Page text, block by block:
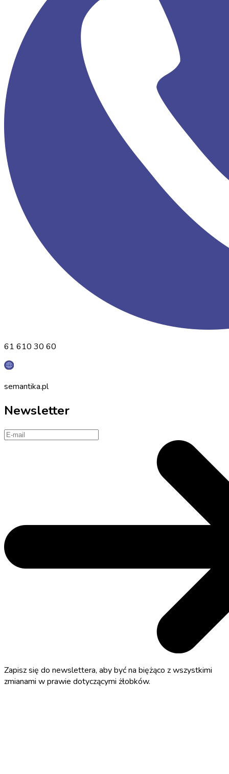
61 610 30 60
semantika.pl
Newsletter
Zapisz się do newslettera, aby być na biężąco z wszystkimi
zmianami w prawie dotyczącymi żłobków.